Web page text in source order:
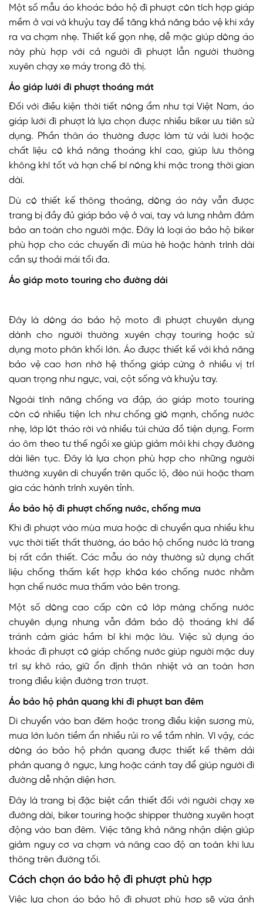
Một số mẫu áo khoác bảo hộ đi phượt còn tích hợp giáp
mềm ở vai và khuỷu tay để tăng khả năng bảo vệ khi xảy
ra va chạm nhẹ. Thiết kế gọn nhẹ, dễ mặc giúp dòng áo
này phù hợp với cả người đi phượt lẫn người thường
xuyên chạy xe máy trong đô thị.
Áo giáp lưới đi phượt thoáng mát
Đối với điều kiện thời tiết nóng ẩm như tại Việt Nam, áo
giáp lưới đi phượt là lựa chọn được nhiều biker ưu tiên sử
dụng. Phần thân áo thường được làm từ vải lưới hoặc
chất liệu có khả năng thoáng khí cao, giúp lưu thông
không khí tốt và hạn chế bí nóng khi mặc trong thời gian
dài.
Dù có thiết kế thông thoáng, dòng áo này vẫn được
trang bị đầy đủ giáp bảo vệ ở vai, tay và lưng nhằm đảm
bảo an toàn cho người mặc. Đây là loại áo bảo hộ biker
phù hợp cho các chuyến đi mùa hè hoặc hành trình dài
cần sự thoải mái tối đa.
Áo giáp moto touring cho đường dài
Đây là dòng áo bảo hộ moto đi phượt chuyên dụng
dành cho người thường xuyên chạy touring hoặc sử
dụng moto phân khối lớn. Áo được thiết kế với khả năng
bảo vệ cao hơn nhờ hệ thống giáp cứng ở nhiều vị trí
quan trọng như ngực, vai, cột sống và khuỷu tay.
Ngoài tính năng chống va đập, áo giáp moto touring
còn có nhiều tiện ích như chống gió mạnh, chống nước
nhẹ, lớp lót tháo rời và nhiều túi chứa đồ tiện dụng. Form
áo ôm theo tư thế ngồi xe giúp giảm mỏi khi chạy đường
dài liên tục. Đây là lựa chọn phù hợp cho những người
thường xuyên di chuyển trên quốc lộ, đèo núi hoặc tham
gia các hành trình xuyên tỉnh.
Áo bảo hộ đi phượt chống nước, chống mưa
Khi đi phượt vào mùa mưa hoặc di chuyển qua nhiều khu
vực thời tiết thất thường, áo bảo hộ chống nước là trang
bị rất cần thiết. Các mẫu áo này thường sử dụng chất
liệu chống thấm kết hợp khóa kéo chống nước nhằm
hạn chế nước mưa thấm vào bên trong.
Một số dòng cao cấp còn có lớp màng chống nước
chuyên dụng nhưng vẫn đảm bảo độ thoáng khí để
tránh cảm giác hầm bí khi mặc lâu. Việc sử dụng áo
khoác đi phượt có giáp chống nước giúp người mặc duy
trì sự khô ráo, giữ ổn định thân nhiệt và an toàn hơn
trong điều kiện đường trơn trượt.
Áo bảo hộ phản quang khi đi phượt ban đêm
Di chuyển vào ban đêm hoặc trong điều kiện sương mù,
mưa lớn luôn tiềm ẩn nhiều rủi ro về tầm nhìn. Vì vậy, các
dòng áo bảo hộ phản quang được thiết kế thêm dải
phản quang ở ngực, lưng hoặc cánh tay để giúp người đi
đường dễ nhận diện hơn.
Đây là trang bị đặc biệt cần thiết đối với người chạy xe
đường dài, biker touring hoặc shipper thường xuyên hoạt
động vào ban đêm. Việc tăng khả năng nhận diện giúp
giảm nguy cơ va chạm và nâng cao độ an toàn khi lưu
thông trên đường tối.
Cách chọn áo bảo hộ đi phượt phù hợp
Việc lựa chọn áo bảo hộ đi phượt phù hợp sẽ vừa ảnh